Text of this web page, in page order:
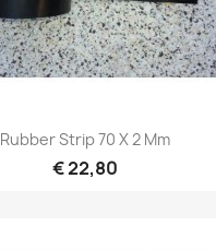
Rubber Strip 70 X 2 Mm
€ 22,80